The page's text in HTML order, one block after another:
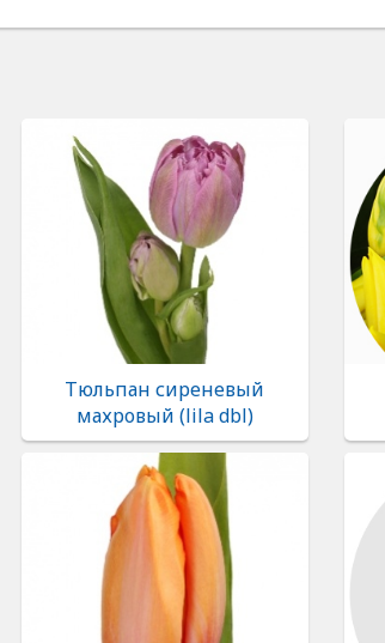
Тюльпан сиреневый
махровый (lila dbl)